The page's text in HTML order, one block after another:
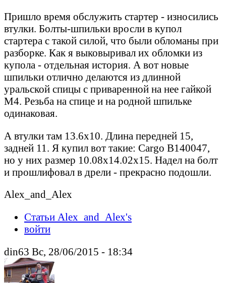
Пришло время обслужить стартер - износились
втулки. Болты-шпильки вросли в купол
стартера с такой силой, что были обломаны при
разборке. Как я выковыривал их обломки из
купола - отдельная история. А вот новые
шпильки отлично делаются из длинной
уральской спицы с приваренной на нее гайкой
М4. Резьба на спице и на родной шпильке
одинаковая.
А втулки там 13.6х10. Длина передней 15,
задней 11. Я купил вот такие: Cargo B140047,
но у них размер 10.08x14.02x15. Надел на болт
и прошлифовал в дрели - прекрасно подошли.
Alex_and_Alex
Статьи Alex_and_Alex's
войти
din63 Вс, 28/06/2015 - 18:34